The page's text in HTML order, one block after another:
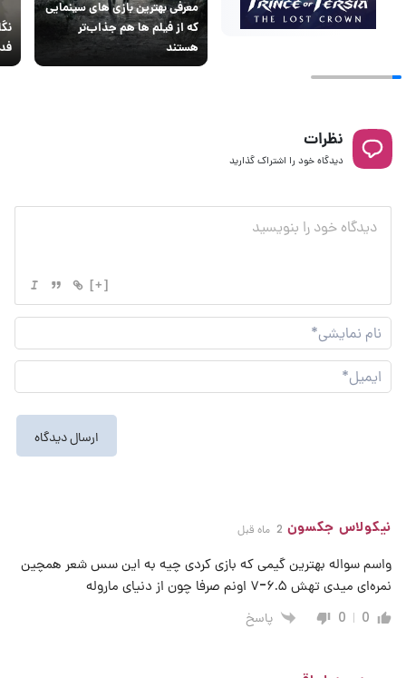
معرفی بهترین بازی های سینمایی
که از فیلم‌ ها هم جذاب‌تر
هستند
نظرات
دیدگاه خود را اشتراک گذارید
[+]
نام
نیکولاس جکسون 2 ماه قبل
واسم سواله بهترین گیمی که بازی کردی چیه به این سس شعر همچین
نمره‌ای میدی تهش ۶.۵-۷ اونم صرفا چون از دنیای ماروله
0
0 پاسخ